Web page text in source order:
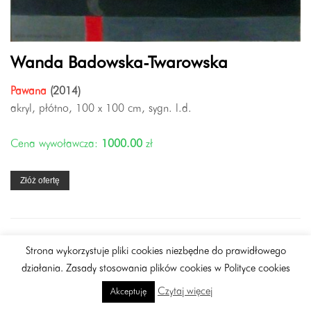
Wanda Badowska-Twarowska
Pawana (2014)
akryl, płótno, 100 x 100 cm, sygn. l.d.
Cena wywoławcza: 1000.00 zł
Złóż ofertę
18Strona wykorzystuje pliki cookies niezbędne do prawidłowego
działania. Zasady stosowania plików cookies w Polityce cookies
Akceptuję Czytaj więcej